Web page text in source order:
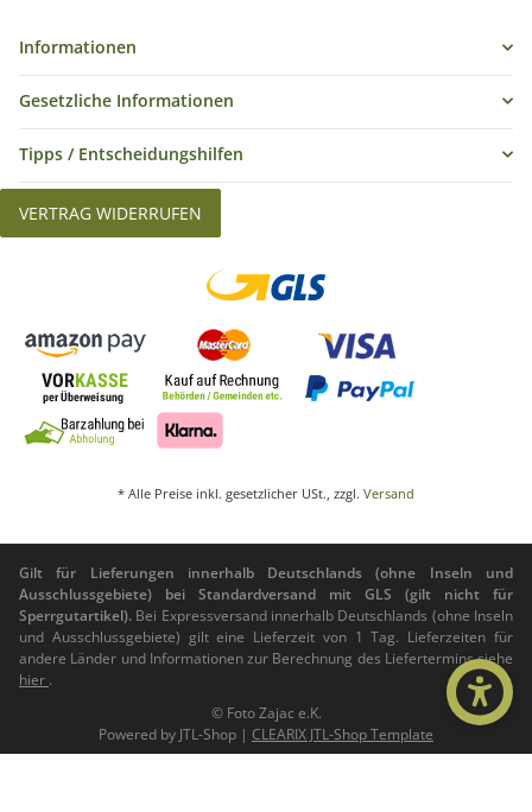
Informationen
Gesetzliche Informationen
Tipps / Entscheidungshilfen
VERTRAG WIDERRUFEN
* Alle Preise inkl. gesetzlicher USt., zzgl. Versand
Gilt für Lieferungen innerhalb Deutschlands (ohne Inseln und
Ausschlussgebiete) bei Standardversand mit GLS (gilt nicht für
Sperrgutartikel). Bei Expressversand innerhalb Deutschlands (ohne Inseln
und Ausschlussgebiete) gilt eine Lieferzeit von 1 Tag. Lieferzeiten für
andere Länder und Informationen zur Berechnung des Liefertermins siehe
hier .
© Foto Zajac e.K.
Powered by JTL-Shop | CLEARIX JTL-Shop Template